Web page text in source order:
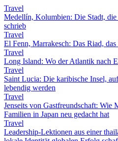
Travel
Medellín, Kolumbien: Die Stadt, die
schrieb
Travel
El Fenn, Marrakesch: Das Riad,
Travel
Long Island: Wo der Atlantik nach
Travel
Saint Lucia: Die karibische Insel,
lebendig werden
Travel
Jenseits von Gastfreundschaft:
Familien in Japan neu gedacht hat
Travel
Leadership-Lektionen aus einer